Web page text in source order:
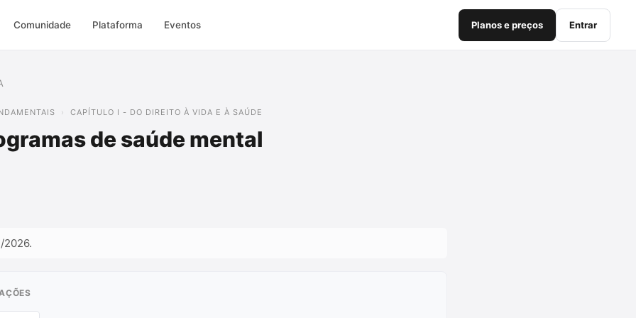
Comunidade Plataforma Eventos Planos e preços Entrar
CAPÍTULO I - DO DIREITO À VIDA E À SAÚDE
de saúde mental
2026.